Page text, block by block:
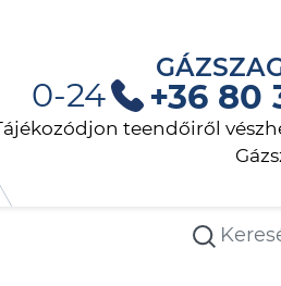
0-24 +36 80
teendőiről